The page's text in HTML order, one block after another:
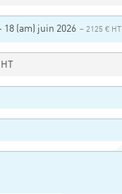
18 (am) juin 2026 – 2125 € HT